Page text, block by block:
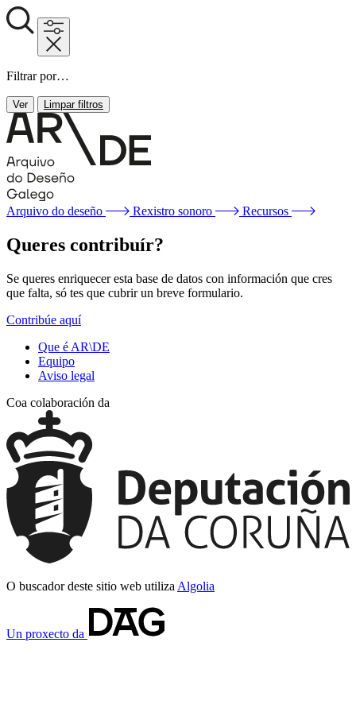
Filtrar por…
Ver Limpar filtros
Arquivo do deseño Rexistro sonoro Recursos
Queres contribuír?
Se queres enriquecer esta base de datos con información que cres
que falta, só tes que cubrir un breve formulario.
Contribúe aquí
Que é AR\DE
Equipo
Aviso legal
Coa colaboración da
O buscador deste sitio web utiliza Algolia
Un proxecto da